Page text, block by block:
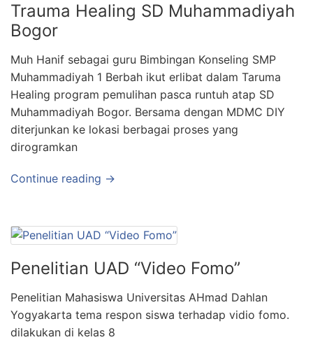
Trauma Healing SD Muhammadiyah
Bogor
Muh Hanif sebagai guru Bimbingan Konseling SMP
Muhammadiyah 1 Berbah ikut erlibat dalam Taruma
Healing program pemulihan pasca runtuh atap SD
Muhammadiyah Bogor. Bersama dengan MDMC DIY
diterjunkan ke lokasi berbagai proses yang
dirogramkan
Continue reading →
Penelitian UAD “Video Fomo”
Penelitian Mahasiswa Universitas AHmad Dahlan
Yogyakarta tema respon siswa terhadap vidio fomo.
dilakukan di kelas 8